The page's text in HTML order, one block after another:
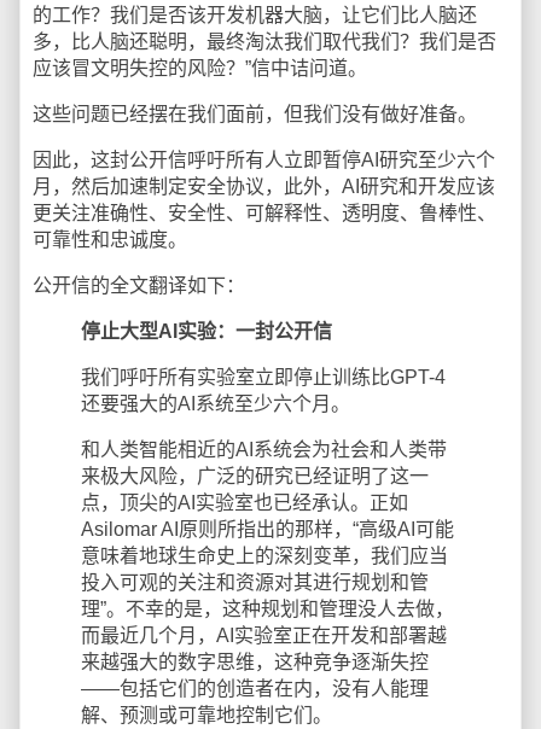
的工作？我们是否该开发机器大脑，让它们比人脑还
多，比人脑还聪明，最终淘汰我们取代我们？我们是否
应该冒文明失控的风险？”信中诘问道。
这些问题已经摆在我们面前，但我们没有做好准备。
因此，这封公开信呼吁所有人立即暂停AI研究至少六个
月，然后加速制定安全协议，此外，AI研究和开发应该
更关注准确性、安全性、可解释性、透明度、鲁棒性、
可靠性和忠诚度。
公开信的全文翻译如下：
停止大型AI实验：一封公开信
我们呼吁所有实验室立即停止训练比GPT-4
还要强大的AI系统至少六个月。
和人类智能相近的AI系统会为社会和人类带
来极大风险，广泛的研究已经证明了这一
点，顶尖的AI实验室也已经承认。正如
Asilomar AI原则所指出的那样，“高级AI可能
意味着地球生命史上的深刻变革，我们应当
投入可观的关注和资源对其进行规划和管
理”。不幸的是，这种规划和管理没人去做，
而最近几个月，AI实验室正在开发和部署越
来越强大的数字思维，这种竞争逐渐失控
——包括它们的创造者在内，没有人能理
解、预测或可靠地控制它们。